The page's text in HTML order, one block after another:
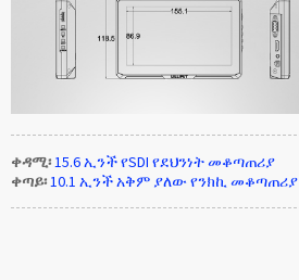
ቀዳሚ፡15.6 ኢንች የSDI የደህንነት መቆጣጠሪያ
ቀጣይ፡10.1 ኢንች አቅም ያለው የንክኪ መቆጣጠሪያ